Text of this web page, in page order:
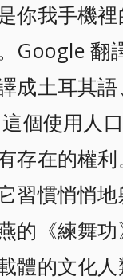
你我手機
Google 翻
成土耳其
個使用人
存在的權
習慣悄悄
的《練舞
體的文化